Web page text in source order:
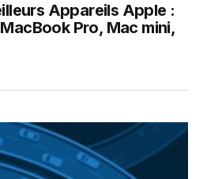
Appareils Apple :
Pro, Mac mini,